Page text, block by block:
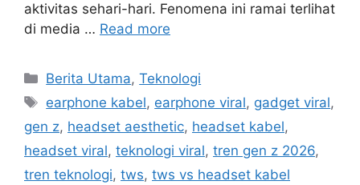
aktivitas sehari-hari. Fenomena ini ramai terlihat
di media … Read more
C
a
e
g
o
Berita Utama,Teknologi
T
a
s
earphone kabel, earphone viral, gadget viral,
gen z, headset aesthetic, headset kabel,
headset viral, teknologi viral, tren gen z 2026,
tren teknologi, tws, tws vs headset kabel